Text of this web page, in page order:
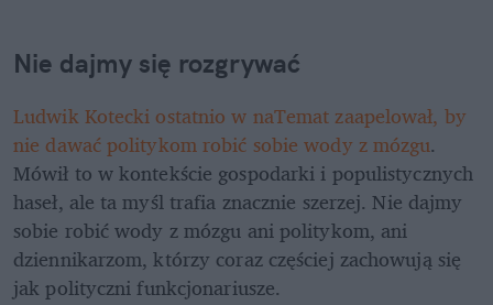
Nie dajmy się rozgrywać
Ludwik Kotecki ostatnio w naTemat zaapelował, by
nie dawać politykom robić sobie wody z mózgu.
Mówił to w kontekście gospodarki i populistycznych
haseł, ale ta myśl trafia znacznie szerzej. Nie dajmy
sobie robić wody z mózgu ani politykom, ani
dziennikarzom, którzy coraz częściej zachowują się
jak polityczni funkcjonariusze.